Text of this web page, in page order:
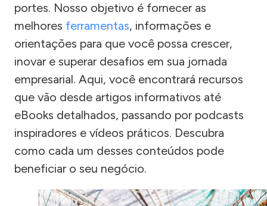
portes. Nosso objetivo é fornecer as
melhores ferramentas, informações e
orientações para que você possa crescer,
inovar e superar desafios em sua jornada
empresarial. Aqui, você encontrará recursos
que vão desde artigos informativos até
eBooks detalhados, passando por podcasts
inspiradores e vídeos práticos. Descubra
como cada um desses conteúdos pode
beneficiar o seu negócio.